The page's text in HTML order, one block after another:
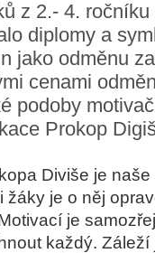
z 2.- 4. ročníku
diplomy a
jako odměnu
cenami
podoby
Prokop
Diviše je
žáky je o něj
je
každý. Záleží